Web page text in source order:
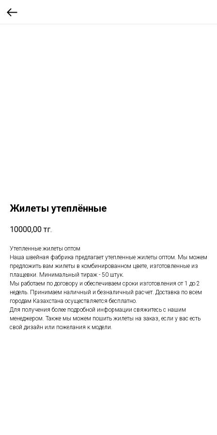
Жилеты утеплённые
10000,00 тг.
Утепленные жилеты оптом
Наша швейная фабрика предлагает утепленные жилеты оптом. Мы можем
предложить вам жилеты в комбинированном цвете, изготовленные из
плащевки. Минимальный тираж - 50 штук.
Мы работаем по договору и обеспечиваем сроки изготовления от 1 до 2
недель. Принимаем наличный и безналичный расчет. Доставка по всем
городам Казахстана осуществляется бесплатно.
Для получения более подробной информации свяжитесь с нашим
менеджером. Также мы можем пошить жилеты на заказ, если у вас есть
свой дизайн или пожелания к модели.